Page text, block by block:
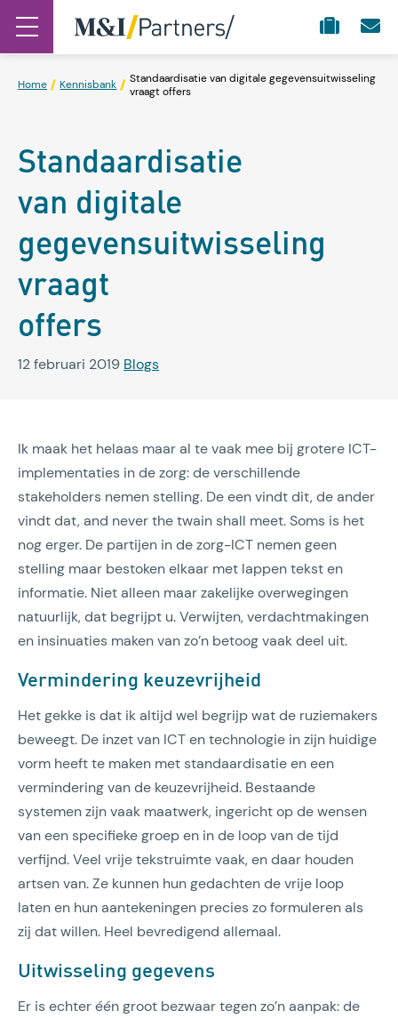
Home Kennisbank
Standaardisatie van digitale gegevensuitwisseling
vraagt offers
Standaardisatie
van digitale
gegevensuitwisseling
vraagt
offers
12 februari 2019 Blogs
Ik maak het helaas maar al te vaak mee bij grotere ICT-
implementaties in de zorg: de verschillende
stakeholders nemen stelling. De een vindt dit, de ander
vindt dat, and never the twain shall meet. Soms is het
nog erger. De partijen in de zorg-ICT nemen geen
stelling maar bestoken elkaar met lappen tekst en
informatie. Niet alleen maar zakelijke overwegingen
natuurlijk, dat begrijpt u. Verwijten, verdachtmakingen
en insinuaties maken van zo’n betoog vaak deel uit.
Vermindering keuzevrijheid
Het gekke is dat ik altijd wel begrijp wat de ruziemakers
beweegt. De inzet van ICT en technologie in zijn huidige
vorm heeft te maken met standaardisatie en een
vermindering van de keuzevrijheid. Bestaande
systemen zijn vaak maatwerk, ingericht op de wensen
van een specifieke groep en in de loop van de tijd
verfijnd. Veel vrije tekstruimte vaak, en daar houden
artsen van. Ze kunnen hun gedachten de vrije loop
laten en hun aantekeningen precies zo formuleren als
zij dat willen. Heel bevredigend allemaal.
Uitwisseling gegevens
Er is echter één groot bezwaar tegen zo’n aanpak: de